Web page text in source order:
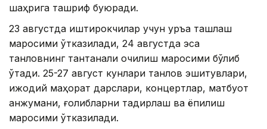
шаҳрига ташриф буюради.
23 августда иштирокчилар учун қуръа ташлаш
маросими ўтказилади, 24 августда эса
танловнинг тантанали очилиш маросими бўлиб
ўтади. 25-27 август кунлари танлов эшитувлари,
ижодий маҳорат дарслари, концертлар, матбуот
анжумани, ғолибларни тақдирлаш ва ёпилиш
маросими ўтказилади.